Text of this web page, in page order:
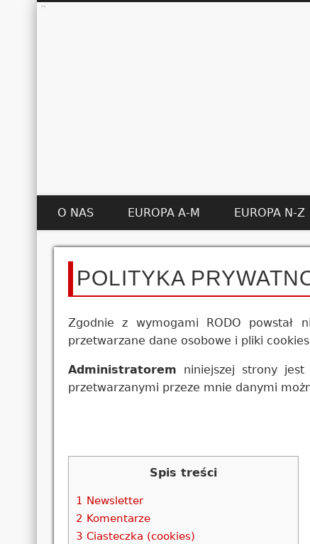
O NAS EUROPA A-M EUROPA N-Z
POLITYKA
Zgodnie z wymogami RODO powstał
przetwarzane dane osobowe i pliki
Administratorem niniejszej strony jest
przetwarzanymi przeze mnie danymi
Spis treści
1 Newsletter
2 Komentarze
3 Ciasteczka (cookies)